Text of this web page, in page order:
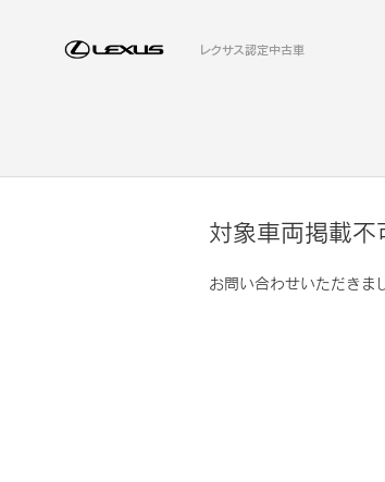
レクサス認定中古車
対象車両掲載不
お問い合わせいただきま